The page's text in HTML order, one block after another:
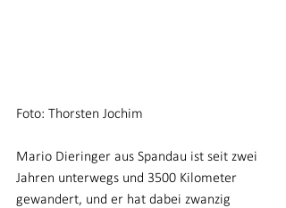
Foto: Thorsten Jochim
Mario Dieringer aus Spandau ist seit zwei
Jahren unterwegs und 3500 Kilometer
gewandert, und er hat dabei zwanzig